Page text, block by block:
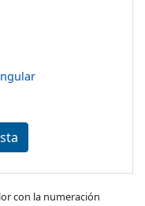
con la numeración